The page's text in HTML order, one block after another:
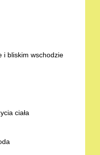
i bliskim wschodzie
ciała